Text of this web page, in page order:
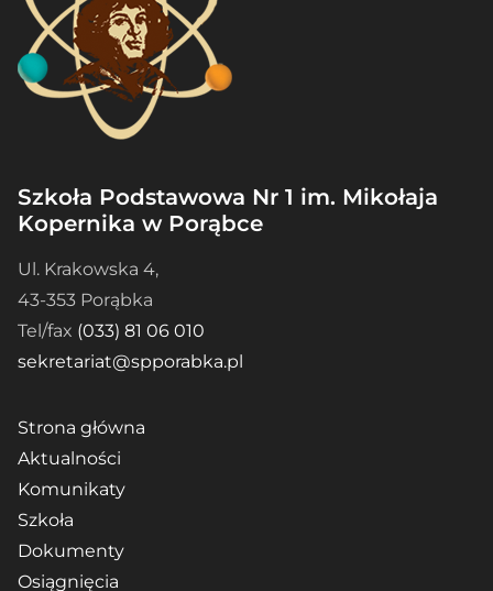
Szkoła Podstawowa Nr 1 im. Mikołaja
Kopernika w Porąbce
Ul. Krakowska 4,
43-353 Porąbka
Tel/fax (033) 81 06 010
sekretariat@spporabka.pl
Strona główna
Aktualności
Komunikaty
Szkoła
Dokumenty
Osiągnięcia